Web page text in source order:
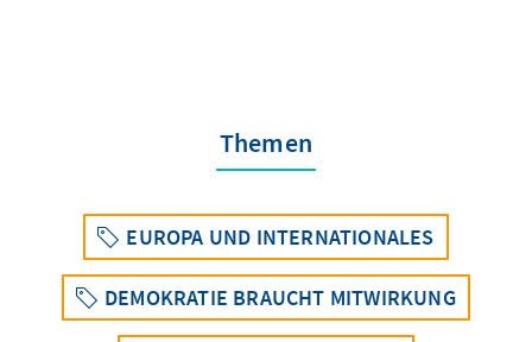
Themen
EUROPA UND INTERNATIONALES
DEMOKRATIE BRAUCHT MITWIRKUNG